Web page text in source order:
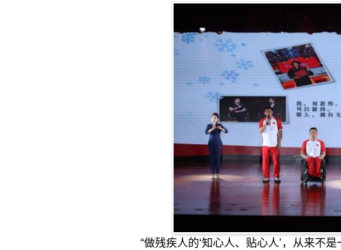
“做残疾人的‘知心人、贴心人’，从来不是